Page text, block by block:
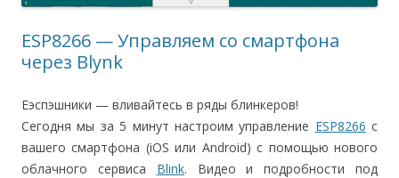
ESP8266 — Управляем со смартфона
через Blynk
Еэспэшники — вливайтесь в ряды блинкеров!
Сегодня мы за 5 минут настроим управление ESP8266 с
вашего смартфона (iOS или Android) с помощью нового
облачного сервиса Blink. Видео и подробности под